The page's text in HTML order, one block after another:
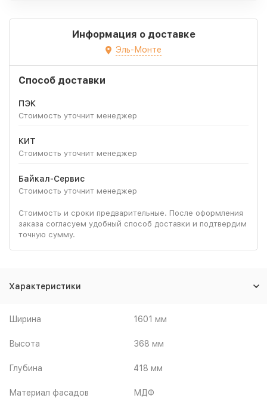
Информация о доставке
Эль-Монте
Способ доставки
ПЭК
Стоимость уточнит менеджер
КИТ
Стоимость уточнит менеджер
Байкал-Сервис
Стоимость уточнит менеджер
Стоимость и сроки предварительные. После оформления
заказа согласуем удобный способ доставки и подтвердим
точную сумму.
Характеристики
Ширина 1601 мм
Высота 368 мм
Глубина 418 мм
Материал фасадов МДФ